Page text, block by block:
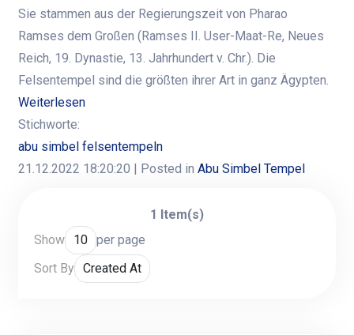
Sie stammen aus der Regierungszeit von Pharao
Ramses dem Großen (Ramses II. User-Maat-Re, Neues
Reich, 19. Dynastie, 13. Jahrhundert v. Chr.). Die
Felsentempel sind die größten ihrer Art in ganz Ägypten.
Weiterlesen
Stichworte:
abu simbel felsentempeln
21.12.2022 18:20:20 | Posted inAbu Simbel Tempel
1 Item(s)
Show
per page
Sort By